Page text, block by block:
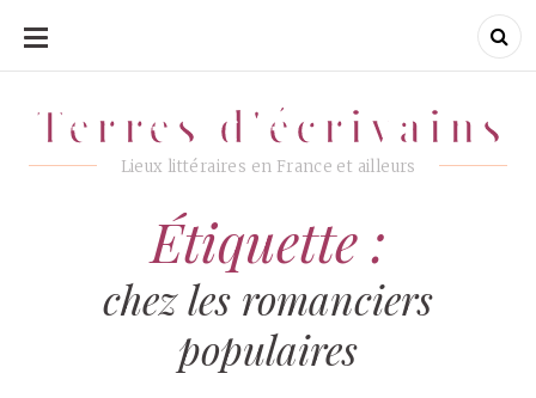
ALLER
CONTENU
Terres d'écrivains
Lieux littéraires en France et ailleurs
Terres d'écrivains
Étiquette :
chez les romanciers
populaires